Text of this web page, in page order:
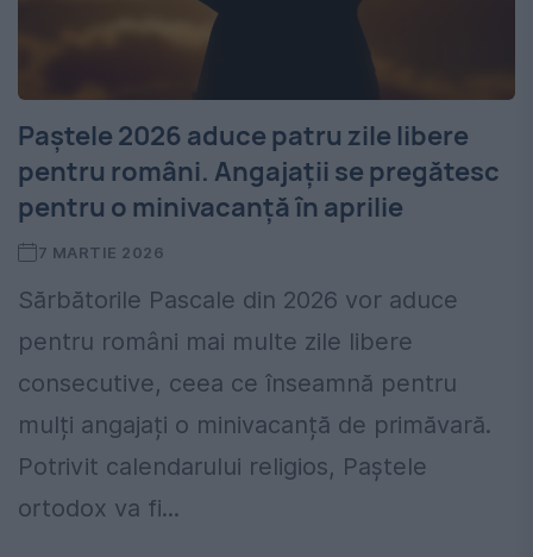
Paștele 2026 aduce patru zile libere
pentru români. Angajații se pregătesc
pentru o minivacanță în aprilie
7 MARTIE 2026
Sărbătorile Pascale din 2026 vor aduce
pentru români mai multe zile libere
consecutive, ceea ce înseamnă pentru
mulți angajați o minivacanță de primăvară.
Potrivit calendarului religios, Paștele
ortodox va fi...